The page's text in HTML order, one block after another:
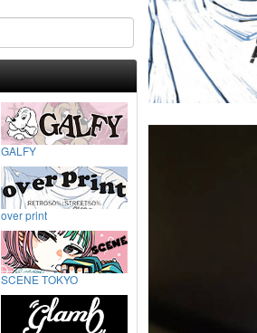
GALFY
over print
SCENE TOKYO